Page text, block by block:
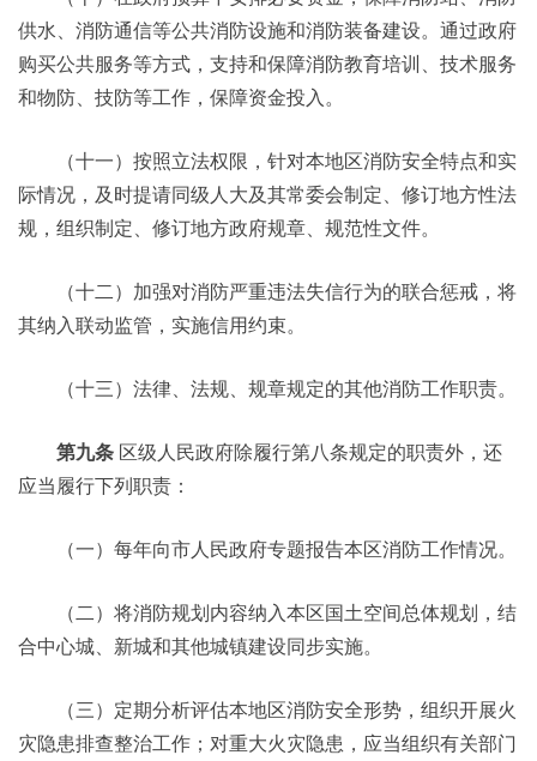
供水、消防通信等公共消防设施和消防装备建设。通过政府
购买公共服务等方式，支持和保障消防教育培训、技术服务
和物防、技防等工作，保障资金投入。
（十一）按照立法权限，针对本地区消防安全特点和实
际情况，及时提请同级人大及其常委会制定、修订地方性法
规，组织制定、修订地方政府规章、规范性文件。
（十二）加强对消防严重违法失信行为的联合惩戒，将
其纳入联动监管，实施信用约束。
（十三）法律、法规、规章规定的其他消防工作职责。
第九条 区级人民政府除履行第八条规定的职责外，还
应当履行下列职责：
（一）每年向市人民政府专题报告本区消防工作情况。
（二）将消防规划内容纳入本区国土空间总体规划，结
合中心城、新城和其他城镇建设同步实施。
（三）定期分析评估本地区消防安全形势，组织开展火
灾隐患排查整治工作；对重大火灾隐患，应当组织有关部门